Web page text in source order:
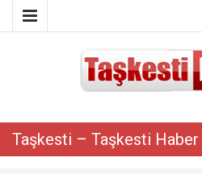
Taşkesti – Taşkesti Haber